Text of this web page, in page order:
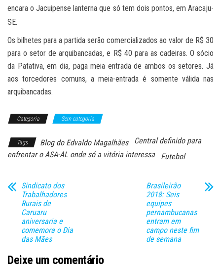
encara o Jacuipense lanterna que só tem dois pontos, em Aracaju-
SE.
Os bilhetes para a partida serão comercializados ao valor de R$ 30
para o setor de arquibancadas, e R$ 40 para as cadeiras. O sócio
da Patativa, em dia, paga meia entrada de ambos os setores. Já
aos torcedores comuns, a meia-entrada é somente válida nas
arquibancadas.
Categoria Sem categoria
Tags Blog do Edvaldo Magalhães
Central definido para
enfrentar o ASA-AL onde só a vitória interessa
Futebol
Sindicato dos
Trabalhadores
Rurais de
Caruaru
aniversaria e
comemora o Dia
das Mães
Brasileirão
2018: Seis
equipes
pernambucanas
entram em
campo neste fim
de semana
Deixe um comentário